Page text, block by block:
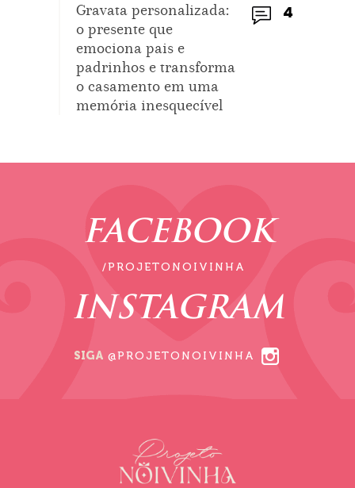
4
Gravata personalizada:
o presente que
emociona pais e
padrinhos e transforma
o casamento em uma
memória inesquecível
FACEBOOK
/PROJETONOIVINHA
INSTAGRAM
SIGA @PROJETONOIVINHA